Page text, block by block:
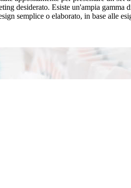
desiderato. Esiste un'ampia
semplice o elaborato, in base alle